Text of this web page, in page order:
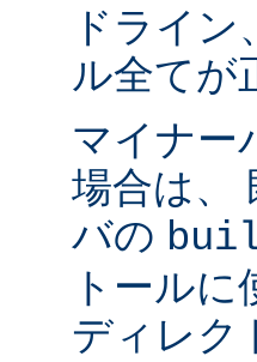
ドライ
ル全てが
マイナー
場合は、
バの
トール
ディレク